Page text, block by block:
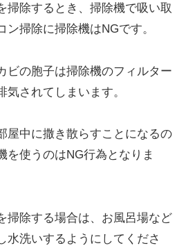
掃除するとき、掃除機で吸い取
ン掃除に掃除機はNGです。
ビの胞子は掃除機のフィルター
気されてしまいます。
屋中に撒き散らすことになるの
を使うのはNG行為となりま
掃除する場合は、お風呂場など
水洗いするようにしてくださ